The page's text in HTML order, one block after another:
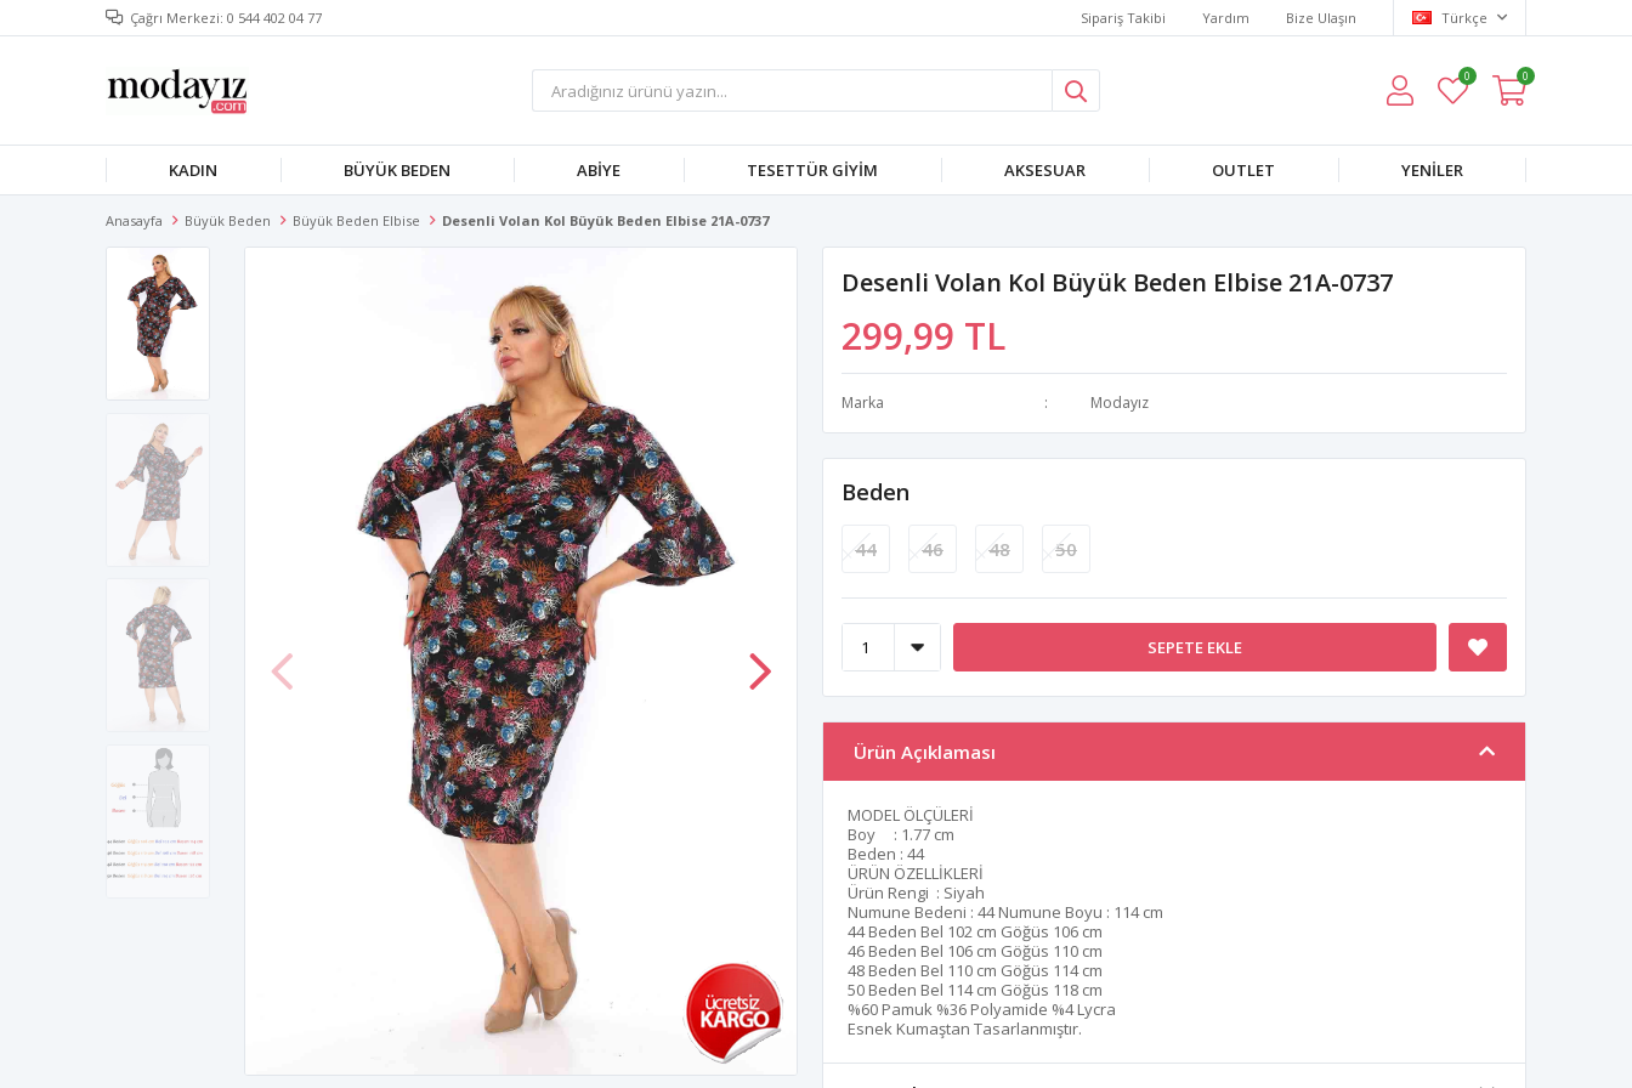
Çağrı Merkezi: 0 544 402 04 77 Sipariş Takibi Yardım Bize Ulaşın Türkçe
0 0
KADIN BÜYÜK BEDEN ABIYE TESETTÜR GIYIM AKSESUAR OUTLET YENILER
Anasayfa Büyük Beden Büyük Beden Elbise Desenli Volan Kol Büyük Beden Elbise 21A-0737
Desenli Volan Kol Büyük Beden Elbise 21A-0737
299,99 TL
Marka Modayız
Beden
44 46 48 50
SEPETE EKLE
Ürün Açıklaması
MODEL ÖLÇÜLERİ
Boy : 1.77 cm
Beden : 44
ÜRÜN ÖZELLİKLERİ
Ürün Rengi : Siyah
Numune Bedeni : 44 Numune Boyu : 114 cm
44 Beden Bel 102 cm Göğüs 106 cm
46 Beden Bel 106 cm Göğüs 110 cm
48 Beden Bel 110 cm Göğüs 114 cm
50 Beden Bel 114 cm Göğüs 118 cm
%60 Pamuk %36 Polyamide %4 Lycra
Esnek Kumaştan Tasarlanmıştır.